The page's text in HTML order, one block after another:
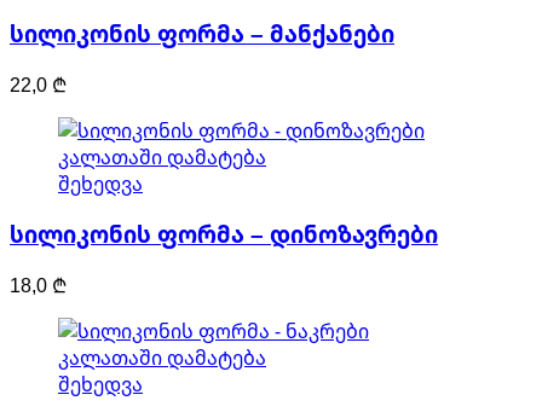
სილიკონის ფორმა – მანქანები
22,0 ₾
კალათაში დამატება
შეხედვა
სილიკონის ფორმა – დინოზავრები
18,0 ₾
კალათაში დამატება
შეხედვა